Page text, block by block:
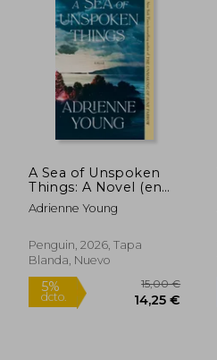
5%
12,46 €
A Sea of Unspoken
Things: A Novel (en
Inglés)
Adrienne Young
Penguin, 2026, Tapa
Blanda, Nuevo